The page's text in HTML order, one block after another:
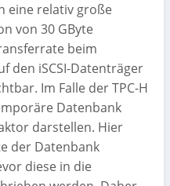
eine relativ große
von 30 GByte
beim
den iSCSI-Datenträger
Im Falle der TPC-H
Datenbank
darstellen. Hier
der Datenbank
diese in die